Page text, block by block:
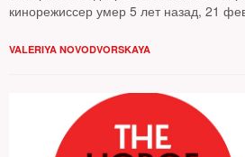
кинорежиссер умер 5 лет назад, 21
VALERIYA NOVODVORSKAYA